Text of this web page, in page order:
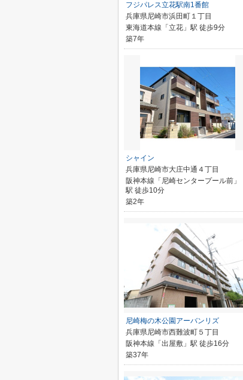
フジパレス立花駅南1番館
兵庫県尼崎市浜田町１丁目
東海道本線「立花」駅 徒歩9分
築7年
シャイン
兵庫県尼崎市大庄中通４丁目
阪神本線「尼崎センタープール前」
駅 徒歩10分
築2年
尼崎梅の木公園アーバンリズ
兵庫県尼崎市西難波町５丁目
阪神本線「出屋敷」駅 徒歩16分
築37年